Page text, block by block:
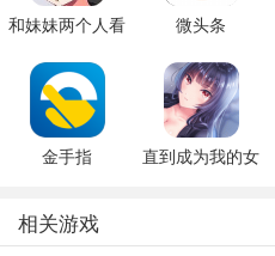
和妹妹两个人看
微头条
金手指
直到成为我的女
相关游戏